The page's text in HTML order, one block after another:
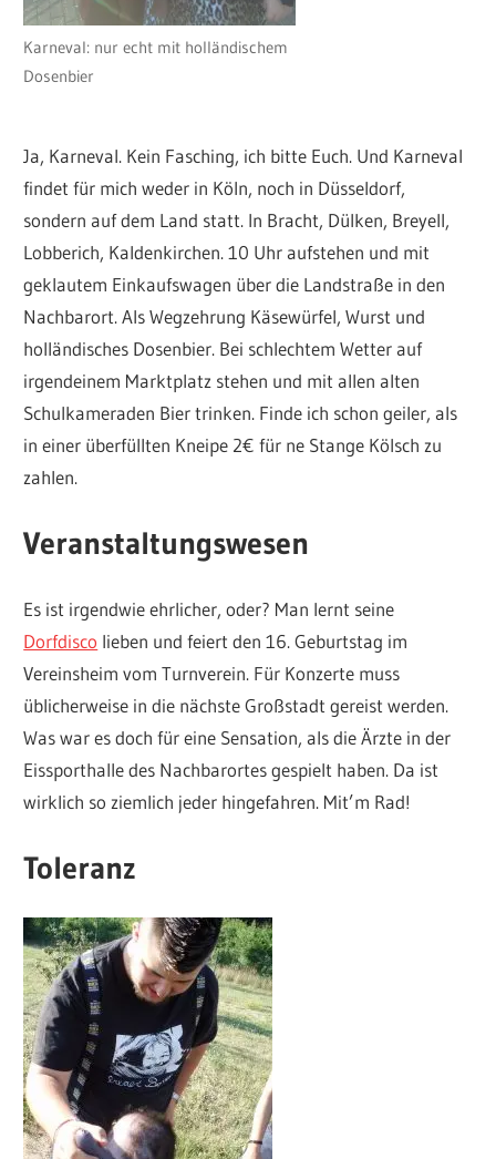
Karneval: nur echt mit holländischem
Dosenbier
Ja, Karneval. Kein Fasching, ich bitte Euch. Und Karneval
findet für mich weder in Köln, noch in Düsseldorf,
sondern auf dem Land statt. In Bracht, Dülken, Breyell,
Lobberich, Kaldenkirchen. 10 Uhr aufstehen und mit
geklautem Einkaufswagen über die Landstraße in den
Nachbarort. Als Wegzehrung Käsewürfel, Wurst und
holländisches Dosenbier. Bei schlechtem Wetter auf
irgendeinem Marktplatz stehen und mit allen alten
Schulkameraden Bier trinken. Finde ich schon geiler, als
in einer überfüllten Kneipe 2€ für ne Stange Kölsch zu
zahlen.
Veranstaltungswesen
Es ist irgendwie ehrlicher, oder? Man lernt seine
Dorfdisco lieben und feiert den 16. Geburtstag im
Vereinsheim vom Turnverein. Für Konzerte muss
üblicherweise in die nächste Großstadt gereist werden.
Was war es doch für eine Sensation, als die Ärzte in der
Eissporthalle des Nachbarortes gespielt haben. Da ist
wirklich so ziemlich jeder hingefahren. Mit’m Rad!
Toleranz